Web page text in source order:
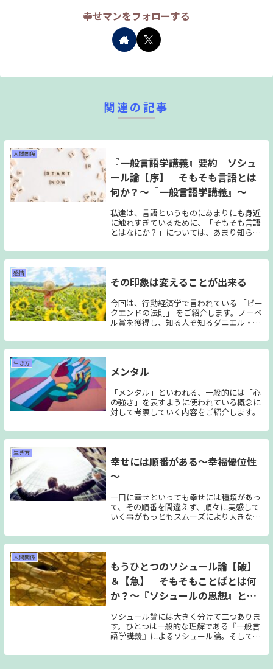
幸せマンをフォローする
関連の記事
人間関係
『一般言語学講義』要約 ソシュ
ール論【序】 そもそも言語とは
何か？～『一般言語学講義』～
私達は、言語というものにあまりにも身近
に触れすぎているために、「そもそも言語
とはなにか？」については、あまり知らな
ら、言葉に囲まれ、言葉によって育ち、言
葉を通してモノを考え、言葉を介して会話
達。言語の作用を知ってみるのはどうでし
ょう？
感情
その印象は変えることが出来る
今回は、行動経済学で言われている 「ピー
クエンドの法則」 をご紹介します。ノーベ
ル賞を獲得し、知る人ぞ知るダニエル・カ
にでも当てはまるものでありますが、今回
の心理は悪いものでは無いのでその心理を
く内容となっています。
生き方
メンタル
「メンタル」といわれる、一般的には「心
の強さ」を表すように使われている概念に
対して考察していく内容をご紹介します。
生き方
幸せには順番がある～幸福優位性
～
一口に幸せといっても幸せには種類があっ
て、その順番を間違えず、順々に実感して
いく事がもっともスムーズにより大きな幸
す。 多くの人は、特に真面目で一所懸命な
方ほど、「幸せの順番」を間違ってしまう
学的な話です。
人間関係
もうひとつのソシュール論【破】
＆【急】 そもそもことばとは何
か？～『ソシュールの思想』と
「原資料」～
ソシュール論には大きく分けて二つありま
す。ひとつは一般的な理解である『一般言
語学講義』によるソシュール論。そしても
ール手稿」による、「本意」としてのソシ